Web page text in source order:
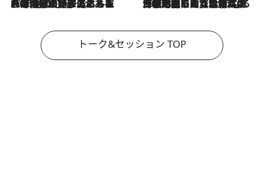
2026.8.3
「今後値上げがあるとすれば…」「リスクがあるのは今年の冬」エネルギー専門家が語る、ホルムズ海峡封鎖が家庭にもたらす“ある心配” 2026.8.3
「住宅建てられない…」「サーチャージ料の高値が続いている」ホルムズ海峡封鎖による影響はいつまで続く？《エネルギー専門家に聞く“どうなる日本の暮らし”》
トーク&セッション TOP